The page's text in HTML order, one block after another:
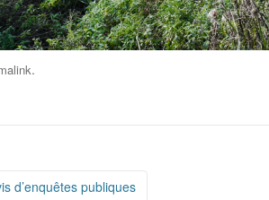
.
d’enquêtes publiques